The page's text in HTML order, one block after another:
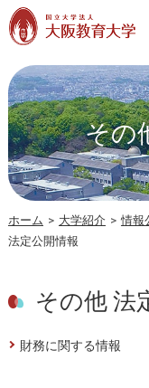
本文へ
その
ホーム > 大学紹介 > 情報
法定公開情報
その他 法
財務に関する情報